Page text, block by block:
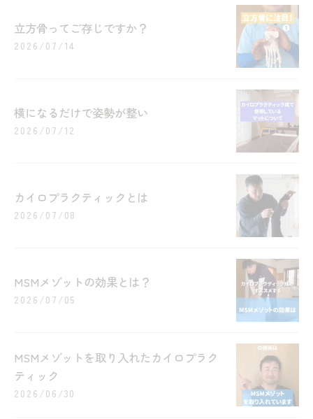
立方骨ってご存じですか？
2026/07/14
横になるだけで姿勢が整い
2026/07/12
カイロプラクティックとは
2026/07/08
MSMメゾットの効果とは？
2026/07/05
MSMメゾットを取り入れたカイロプラク
ティック
2026/06/30